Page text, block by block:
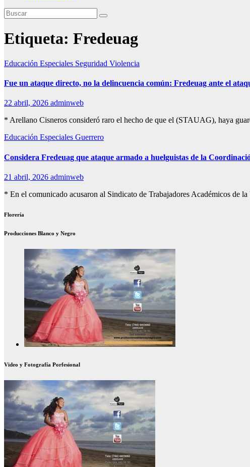
Etiqueta: Fredeuag
Educación Especiales Seguridad Violencia
Fue un ataque directo, no la delincuencia común: Fredeuag ante el
22 abril, 2026 adminweb
* Arellano Cisneros consideró raro el hecho de que el (STAUAG), haya
Educación Especiales Guerrero
Considera Fredeuag que ataque armado a huelguistas de la
21 abril, 2026 adminweb
* En el comunicado acusaron al Sindicato de Trabajadores Académicos de
Florería
Producciones Blanco y Negro
Video y Fotografía Porfesional